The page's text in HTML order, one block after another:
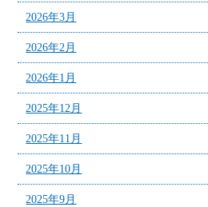
2026年3月
2026年2月
2026年1月
2025年12月
2025年11月
2025年10月
2025年9月